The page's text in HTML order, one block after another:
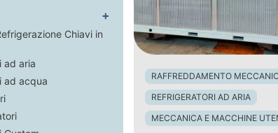
Chiavi in
ad aria
ad acqua
RAFFREDDAMENTO
REFRIGERATORI AD ARIA
MECCANICA E MACCHINE